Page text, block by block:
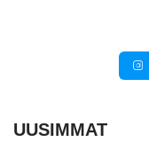
UUSIMMAT